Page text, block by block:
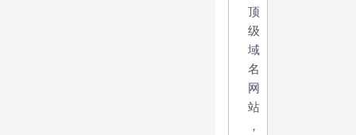
顶
级
域
名
网
站
，